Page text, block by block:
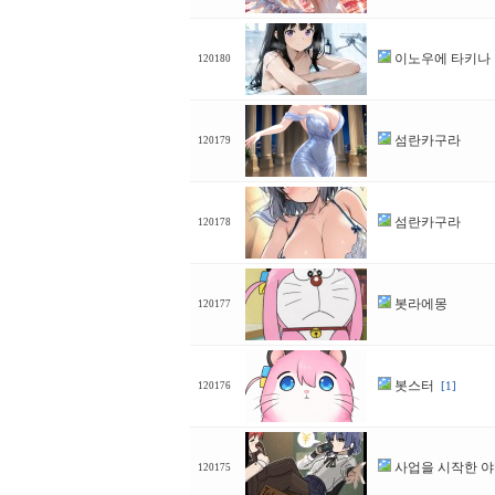
120180 이노우에 타키나
120179 섬란카구라
120178 섬란카구라
120177 봇라에몽
120176 봇스터 [1]
120175 사업을 시작한